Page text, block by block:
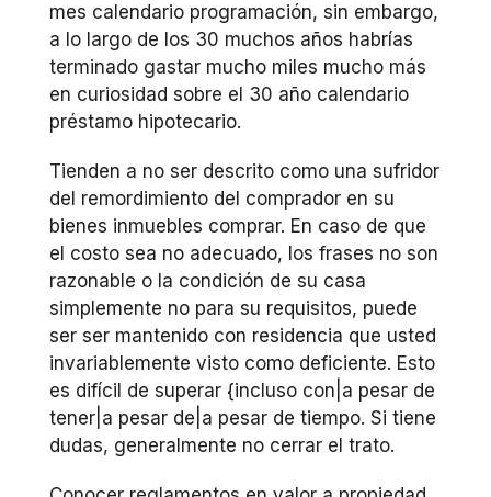
mes calendario programación, sin embargo,
a lo largo de los 30 muchos años habrías
terminado gastar mucho miles mucho más
en curiosidad sobre el 30 año calendario
préstamo hipotecario.
Tienden a no ser descrito como una sufridor
del remordimiento del comprador en su
bienes inmuebles comprar. En caso de que
el costo sea no adecuado, los frases no son
razonable o la condición de su casa
simplemente no para su requisitos, puede
ser ser mantenido con residencia que usted
invariablemente visto como deficiente. Esto
es difícil de superar {incluso con|a pesar de
tener|a pesar de|a pesar de tiempo. Si tiene
dudas, generalmente no cerrar el trato.